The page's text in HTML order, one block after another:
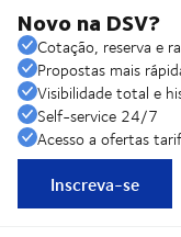
Novo na DSV?
Cotação, reserva e
Propostas mais
Visibilidade total e
Self-service 24/7
Acesso a ofertas
Inscreva-se